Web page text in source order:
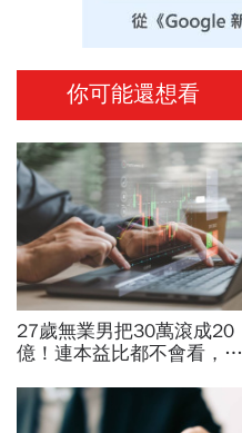
你可能還想看
27歲無業男把30萬滾成20
億！連本益比都不會看，氣
翻1萬倍的秘訣「年輕又
窮」